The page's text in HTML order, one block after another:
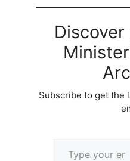
Subscribe to get the